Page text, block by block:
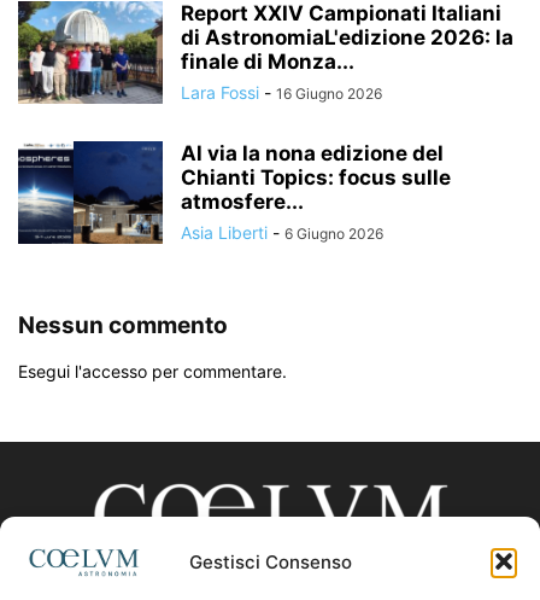
Gestisci Consenso
Report XXIV Campionati Italiani
di AstronomiaL'edizione 2026: la
finale di Monza...
Lara Fossi - 16 Giugno 2026
Al via la nona edizione del
Chianti Topics: focus sulle
atmosfere...
Asia Liberti - 6 Giugno 2026
Nessun commento
Esegui l'accesso per commentare.